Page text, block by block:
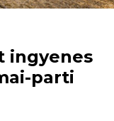
ingyenes
parti